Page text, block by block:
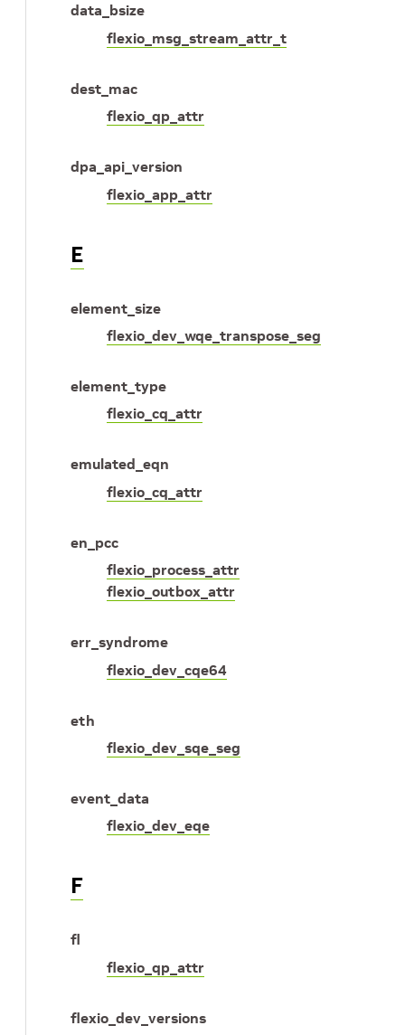
data_bsize
flexio_msg_stream_attr_t
dest_mac
flexio_qp_attr
dpa_api_version
flexio_app_attr
E
element_size
flexio_dev_wqe_transpose_seg
element_type
flexio_cq_attr
emulated_eqn
flexio_cq_attr
en_pcc
flexio_process_attr
flexio_outbox_attr
err_syndrome
flexio_dev_cqe64
eth
flexio_dev_sqe_seg
event_data
flexio_dev_eqe
F
fl
flexio_qp_attr
flexio_dev_versions